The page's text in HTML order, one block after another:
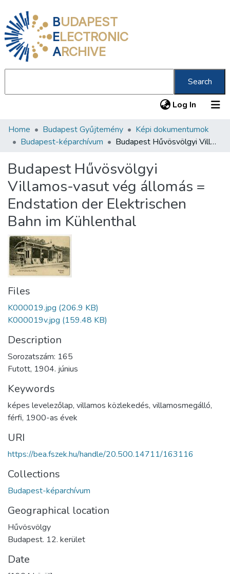
BUDAPEST
ELECTRONIC
ARCHIVE
Search
Log In (current)
Communities & Collections
Statistics
About us
Home Budapest Gyűjtemény
Képi dokumentumok
Budapest-képarchívum
Budapest Hűvösvölgyi Villamos-vasut vég állomás = Endstation der Elektrischen Bahn im Kühlenthal
Budapest Hűvösvölgyi
Villamos-vasut vég állomás =
Endstation der Elektrischen
Bahn im Kühlenthal
Files
K000019.jpg (206.9 KB)
K000019v.jpg (159.48 KB)
Description
Sorozatszám: 165
Futott, 1904. június
Keywords
képes levelezőlap, villamos közlekedés, villamosmegálló,
férfi, 1900-as évek
URI
https://bea.fszek.hu/handle/20.500.14711/163116
Collections
Budapest-képarchívum
Geographical location
Hűvösvölgy
Budapest. 12. kerület
Date